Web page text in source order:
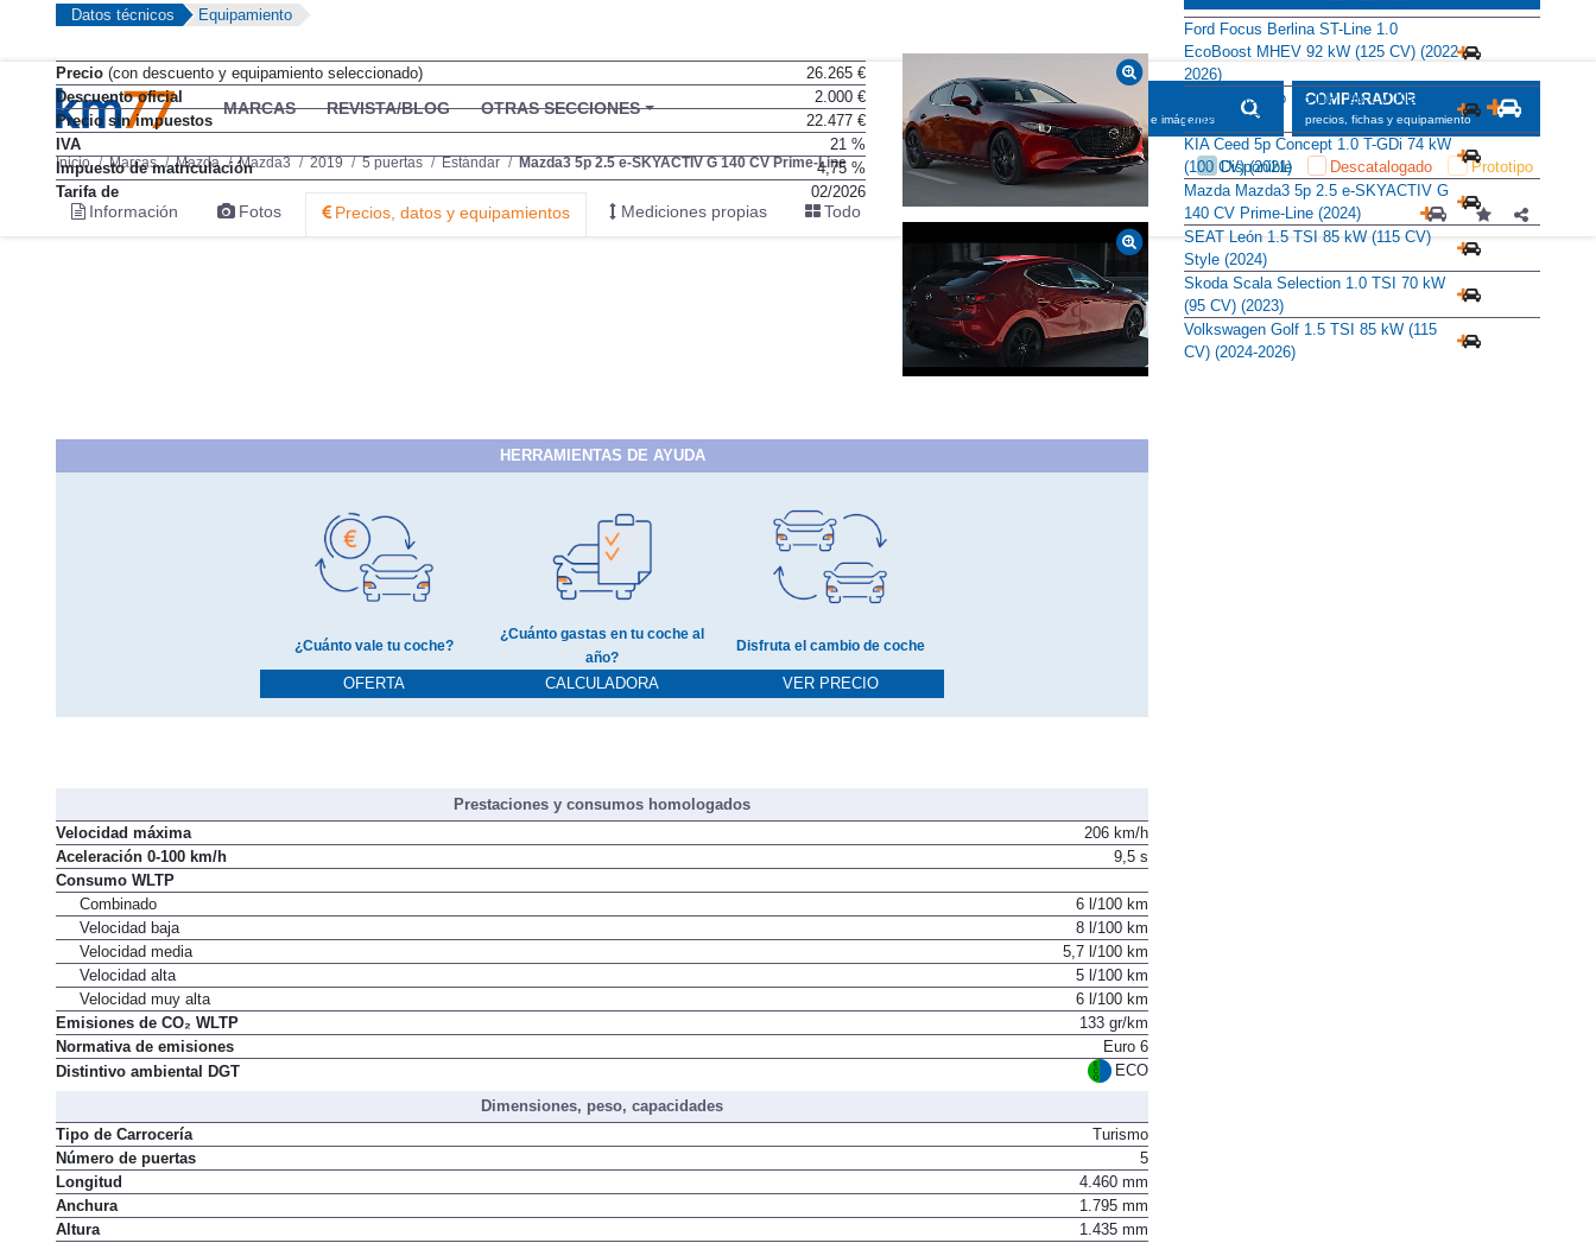
MARCAS REVISTA/BLOG OTRAS SECCIONES BUSCADOR
informaciones, fichas e imágenes
COMPARADOR
precios, fichas y equipamiento
Inicio Marcas Mazda Mazda3 2019 5 puertas Estándar Mazda3 5p 2.5 e-SKYACTIV G 140 CV Prime-Line Disponible Descatalogado Prototipo
Información Fotos Precios, datos y equipamientos Mediciones propias Todo
Datos técnicos Equipamiento
Precio (con descuento y equipamiento seleccionado)
26.265 €
Descuento oficial
2.000 €
Precio sin impuestos
22.477 €
IVA
21 %
Impuesto de matriculación
4,75 %
Tarifa de
02/2026
HERRAMIENTAS DE AYUDA
¿Cuánto vale tu coche?
OFERTA
¿Cuánto gastas en tu coche al
año?
CALCULADORA
Disfruta el cambio de coche
VER PRECIO
Prestaciones y consumos homologados
Velocidad máxima
206 km/h
Aceleración 0-100 km/h
9,5 s
Consumo WLTP
Combinado
6 l/100 km
Velocidad baja
8 l/100 km
Velocidad media
5,7 l/100 km
Velocidad alta
5 l/100 km
Velocidad muy alta
6 l/100 km
Emisiones de CO₂ WLTP
133 gr/km
Normativa de emisiones
Euro 6
Distintivo ambiental DGT
ECO
Dimensiones, peso, capacidades
Tipo de Carrocería
Turismo
Número de puertas
5
Longitud
4.460 mm
Anchura
1.795 mm
Altura
1.435 mm
Ford Focus Berlina ST-Line 1.0
EcoBoost MHEV 92 kW (125 CV) (2022-
2026)
Hyundai i30 5p 1.5 DPI 96 CV Klass
(2024-2026)
KIA Ceed 5p Concept 1.0 T-GDi 74 kW
(100 CV) (2021)
Mazda Mazda3 5p 2.5 e-SKYACTIV G
140 CV Prime-Line (2024)
SEAT León 1.5 TSI 85 kW (115 CV)
Style (2024)
Skoda Scala Selection 1.0 TSI 70 kW
(95 CV) (2023)
Volkswagen Golf 1.5 TSI 85 kW (115
CV) (2024-2026)